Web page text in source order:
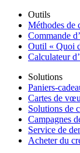
Outils
Méthodes de
Commande
Outil « Quoi
Calculateur
Solutions
Paniers-
Cartes de
Solutions de
Campagnes
Service de
Acheter du